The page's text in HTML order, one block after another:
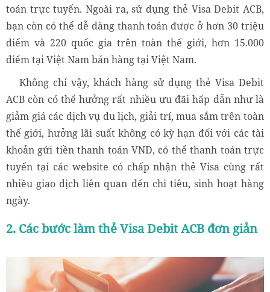
toán trực tuyến. Ngoài ra, sử dụng thẻ Visa Debit ACB,
bạn còn có thể dễ dàng thanh toán được ở hơn 30 triệu
điểm và 220 quốc gia trên toàn thế giới, hơn 15.000
điểm tại Việt Nam bán hàng tại Việt Nam.
Không chỉ vậy, khách hàng sử dụng thẻ Visa Debit
ACB còn có thể hưởng rất nhiều ưu đãi hấp dẫn như là
giảm giá các dịch vụ du lịch, giải trí, mua sắm trên toàn
thế giới, hưởng lãi suất không có kỳ hạn đối với các tài
khoản gửi tiền thanh toán VND, có thể thanh toán trực
tuyến tại các website có chấp nhận thẻ Visa cùng rất
nhiều giao dịch liên quan đến chi tiêu, sinh hoạt hàng
ngày.
2. Các bước làm thẻ Visa Debit ACB đơn giản